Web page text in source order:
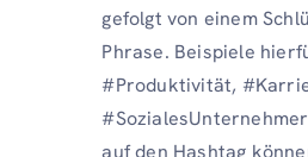
gefolgt von einem
Phrase. Beispiele
#Produktivität,
auf den Hashtag